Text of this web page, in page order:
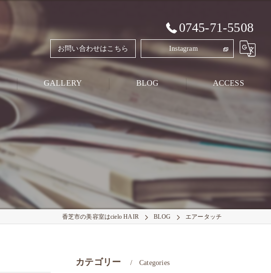
0745-71-5508
お問い合わせはこちら Instagram
GALLERY BLOG
Style Blog
PRIVATE BLOG
ACCESS
香芝市の美容室はcielo HAIR BLOG エアータッチ
カテゴリー Categories